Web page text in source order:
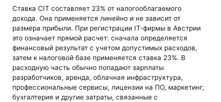
Ставка CIT составляет 23% от налогооблагаемого
дохода. Она применяется линейно и не зависит от
размера прибыли. При регистрации IT-фирмы в Австрии
это означает прямой расчет: сначала определяется
финансовый результат с учетом допустимых расходов,
затем к налоговой базе применяется ставка 23%. В
расходную часть обычно попадают зарплаты
разработчиков, аренда, облачная инфраструктура,
профессиональные сервисы, лицензии на ПО, маркетинг,
бухгалтерия и другие затраты, связанные с